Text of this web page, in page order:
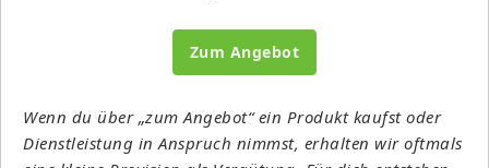
Zum Angebot
Wenn du über „zum Angebot“ ein Produkt kaufst oder
Dienstleistung in Anspruch nimmst, erhalten wir oftmals